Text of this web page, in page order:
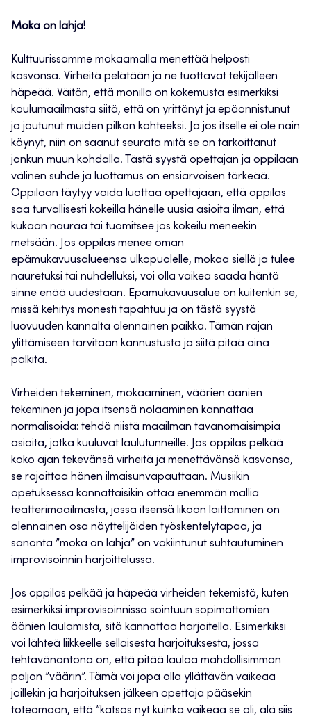
Moka on lahja!
Kulttuurissamme mokaamalla menettää helposti
kasvonsa. Virheitä pelätään ja ne tuottavat tekijälleen
häpeää. Väitän, että monilla on kokemusta esimerkiksi
koulumaailmasta siitä, että on yrittänyt ja epäonnistunut
ja joutunut muiden pilkan kohteeksi. Ja jos itselle ei ole näin
käynyt, niin on saanut seurata mitä se on tarkoittanut
jonkun muun kohdalla. Tästä syystä opettajan ja oppilaan
välinen suhde ja luottamus on ensiarvoisen tärkeää.
Oppilaan täytyy voida luottaa opettajaan, että oppilas
saa turvallisesti kokeilla hänelle uusia asioita ilman, että
kukaan nauraa tai tuomitsee jos kokeilu meneekin
metsään. Jos oppilas menee oman
epämukavuusalueensa ulkopuolelle, mokaa siellä ja tulee
nauretuksi tai nuhdelluksi, voi olla vaikea saada häntä
sinne enää uudestaan. Epämukavuusalue on kuitenkin se,
missä kehitys monesti tapahtuu ja on tästä syystä
luovuuden kannalta olennainen paikka. Tämän rajan
ylittämiseen tarvitaan kannustusta ja siitä pitää aina
palkita.
Virheiden tekeminen, mokaaminen, väärien äänien
tekeminen ja jopa itsensä nolaaminen kannattaa
normalisoida: tehdä niistä maailman tavanomaisimpia
asioita, jotka kuuluvat laulutunneille. Jos oppilas pelkää
koko ajan tekevänsä virheitä ja menettävänsä kasvonsa,
se rajoittaa hänen ilmaisunvapauttaan. Musiikin
opetuksessa kannattaisikin ottaa enemmän mallia
teatterimaailmasta, jossa itsensä likoon laittaminen on
olennainen osa näyttelijöiden työskentelytapaa, ja
sanonta ”moka on lahja” on vakiintunut suhtautuminen
improvisoinnin harjoittelussa.
Jos oppilas pelkää ja häpeää virheiden tekemistä, kuten
esimerkiksi improvisoinnissa sointuun sopimattomien
äänien laulamista, sitä kannattaa harjoitella. Esimerkiksi
voi lähteä liikkeelle sellaisesta harjoituksesta, jossa
tehtävänantona on, että pitää laulaa mahdollisimman
paljon ”väärin”. Tämä voi jopa olla yllättävän vaikeaa
joillekin ja harjoituksen jälkeen opettaja pääsekin
toteamaan, että ”katsos nyt kuinka vaikeaa se oli, älä siis